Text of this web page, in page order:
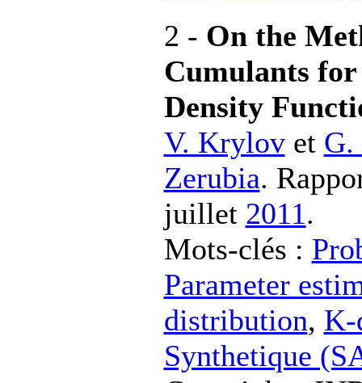
2 - On the
Cumulants
Density
V. Krylovet G.
Zerubia.
juillet 2011.
Mots-clés :
Parameter
distribution, K-
Synthetique